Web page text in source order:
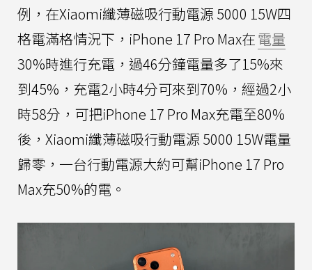
例，在Xiaomi纖薄磁吸行動電源 5000 15W四
格電滿格情況下，iPhone 17 Pro Max在電量
30%時進行充電，過46分鐘電量多了15%來
到45%，充電2小時4分可來到70%，經過2小
時58分，可把iPhone 17 Pro Max充電至80%
後，Xiaomi纖薄磁吸行動電源 5000 15W電量
歸零，一台行動電源大約可幫iPhone 17 Pro
Max充50%的電。